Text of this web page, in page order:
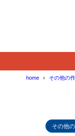
home その他の
その他